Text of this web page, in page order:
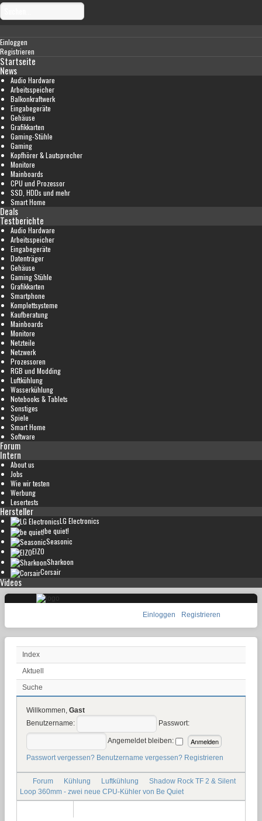
Einloggen
Registrieren
Startseite
News
Audio Hardware
Arbeitsspeicher
Balkonkraftwerk
Eingabegeräte
Gehäuse
Grafikkarten
Gaming-Stühle
Gaming
Kopfhörer & Lautsprecher
Monitore
Mainboards
CPU und Prozessor
SSD, HDDs und mehr
Smart Home
Deals
Testberichte
Audio Hardware
Arbeitsspeicher
Eingabegeräte
Datenträger
Gehäuse
Gaming Stühle
Grafikkarten
Smartphone
Komplettsysteme
Kaufberatung
Mainboards
Monitore
Netzteile
Netzwerk
Prozessoren
RGB und Modding
Luftkühlung
Wasserkühlung
Notebooks & Tablets
Sonstiges
Spiele
Smart Home
Software
Forum
Intern
About us
Jobs
Wie wir testen
Werbung
Lesertests
Hersteller
LG Electronics
be quiet!
Seasonic
EIZO
Sharkoon
Corsair
Videos
Einloggen Registrieren
Index
Aktuell
Suche
Willkommen, Gast
Benutzername:
Passwort:
Angemeldet bleiben:
Passwort vergessen? Benutzername vergessen? Registrieren
Forum Kühlung Luftkühlung
Shadow Rock TF 2 & Silent
Loop 360mm - zwei neue CPU-Kühler von Be Quiet